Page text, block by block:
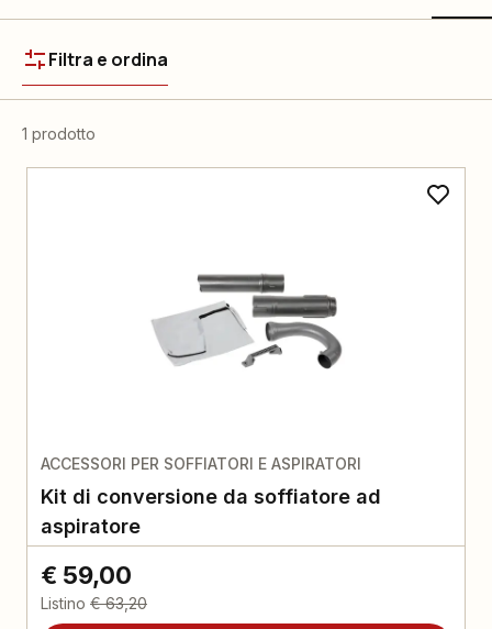
Filtra e ordina
1 prodotto
ACCESSORI PER SOFFIATORI E ASPIRATORI
Kit di conversione da soffiatore ad
aspiratore
€ 59,00
Listino € 63,20